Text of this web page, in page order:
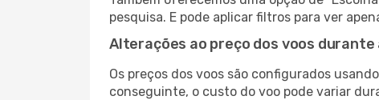
pesquisa. E pode aplicar filtros para ver
Alterações ao preço dos voos durante
Os preços dos voos são configurados
conseguinte, o custo do voo pode variar